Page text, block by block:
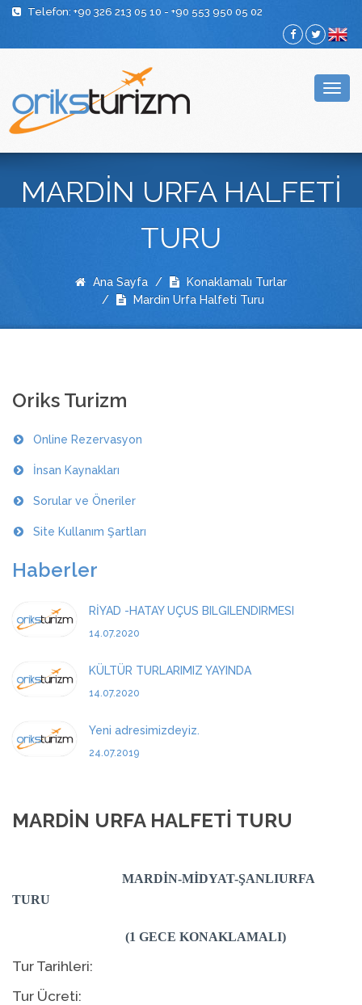
Telefon: +90 326 213 05 10 - +90 553 950 05 02
MARDİN URFA HALFETİ
TURU
Ana Sayfa
Konaklamalı Turlar
Mardin Urfa Halfeti Turu
Oriks Turizm
Online Rezervasyon
İnsan Kaynakları
Sorular ve Öneriler
Site Kullanım Şartları
Haberler
RİYAD -HATAY UÇUS BILGILENDIRMESI
14.07.2020
KÜLTÜR TURLARIMIZ YAYINDA
14.07.2020
Yeni adresimizdeyiz.
24.07.2019
MARDİN URFA HALFETİ TURU
MARDİN-MİDYAT-ŞANLIURFA
TURU
(1 GECE KONAKLAMALI)
Tur Tarihleri:
Tur Ücreti: